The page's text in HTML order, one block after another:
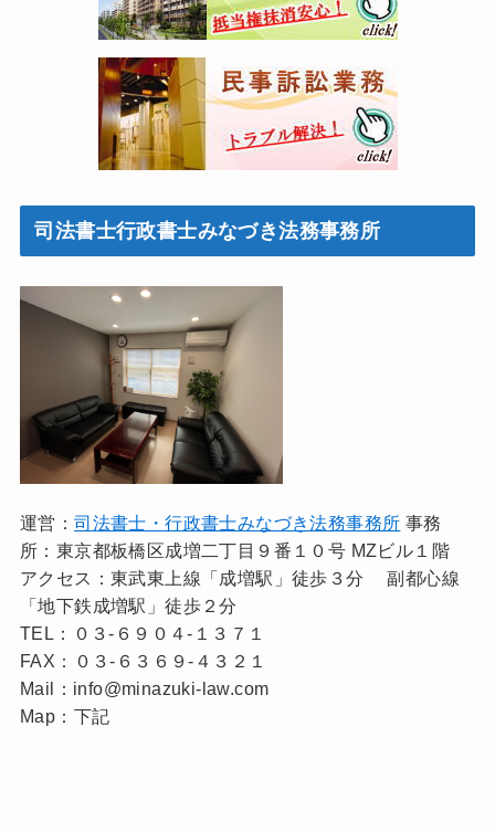
司法書士行政書士みなづき法務事務所
運営：司法書士・行政書士みなづき法務事務所 事務
所：東京都板橋区成増二丁目９番１０号 MZビル１階
アクセス：東武東上線「成増駅」徒歩３分 副都心線
「地下鉄成増駅」徒歩２分
TEL：０３-６９０４-１３７１
FAX：０３-６３６９-４３２１
Mail：info@minazuki-law.com
Map：下記